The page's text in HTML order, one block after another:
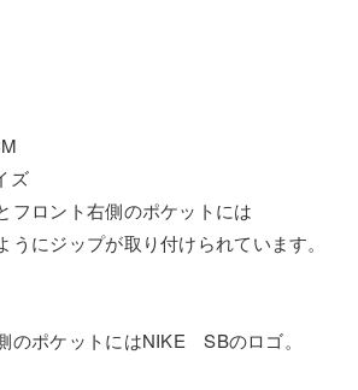
ズ
フロント右側のポケットには
うにジップが取り付けられています。
のポケットにはNIKE SBのロゴ。